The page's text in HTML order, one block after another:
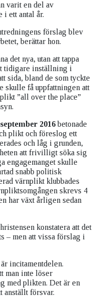
varit en del av
ett antal år.
förslag blev
berättar hon.
det nya, utan att tappa
tidigare inställning i
sida, bland de som tyckte
skulle få uppfattningen att
”all over the place”
2016betonade
plikt och föreslog ett
och låg i grunden,
att frivilligt söka sig
engagemanget skulle
snabb politisk
värnplikt klubbades
skrevs 4
har växt årligen sedan
konstatera att det
– men att vissa förslag i
incitamentdelen.
man inte löser
med plikten. Det är en
anställt försvar.